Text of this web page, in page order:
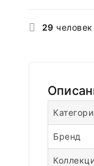
29
Бренд